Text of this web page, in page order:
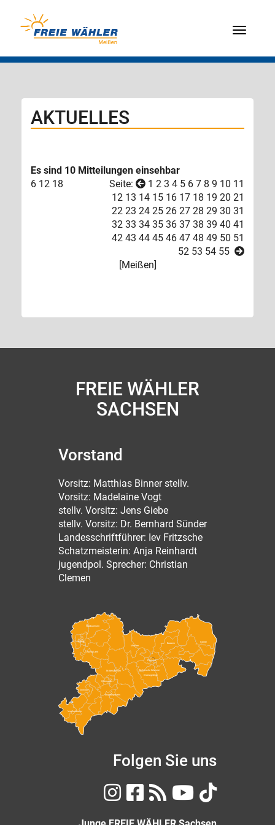
Menü
AKTUELLES
Es sind 10 Mitteilungen einsehbar
6 12 18 Seite: 1 2 3 4 5 6 7 8 9 10 11
12 13 14 15 16 17 18 19 20 21
22 23 24 25 26 27 28 29 30 31
32 33 34 35 36 37 38 39 40 41
42 43 44 45 46 47 48 49 50 51
52 53 54 55
[Meißen]
FREIE WÄHLER
SACHSEN
Vorstand
Vorsitz: Matthias Binner stellv.
Vorsitz: Madelaine Vogt
stellv. Vorsitz: Jens Giebe
stellv. Vorsitz: Dr. Bernhard Sünder
Landesschriftführer: Iev Fritzsche
Schatzmeisterin: Anja Reinhardt
jugendpol. Sprecher: Christian
Clemen
Bautzen Görlitz
Leipzig
Leipzig Land
Meißen
Erzgebirgskreis
Mittelsachsen
Nordsachsen
Osterzgebirge
Sächsische Schweiz-
Vogtlandkreis
Zwickau
Dresden
Chemnitz
Folgen Sie uns